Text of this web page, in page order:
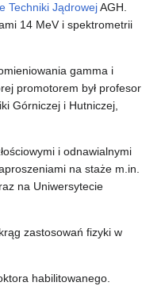
Techniki JądrowejAGH.
14 MeV i spektrometrii
gamma i
promotorem był profesor
Górniczej i Hutniczej,
i odnawialnymi
na staże m.in.
na Uniwersytecie
zastosowań fizyki w
habilitowanego.